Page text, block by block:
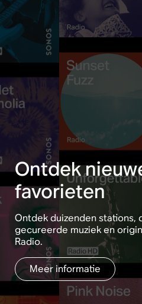
Ontdek
favorieten
Ontdek duizenden stations,
gecureerde muziek en
Radio.
Meer informatie